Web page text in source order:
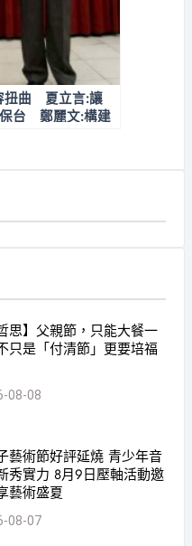
扭曲 夏立言:讓
台 鄭麗文:構建
思】父親節，只能大餐一
只是「付清節」更要培福
08-08
藝術節好評延燒 青少年音
秀實力 8月9日壓軸活動邀
藝術盛夏
08-07